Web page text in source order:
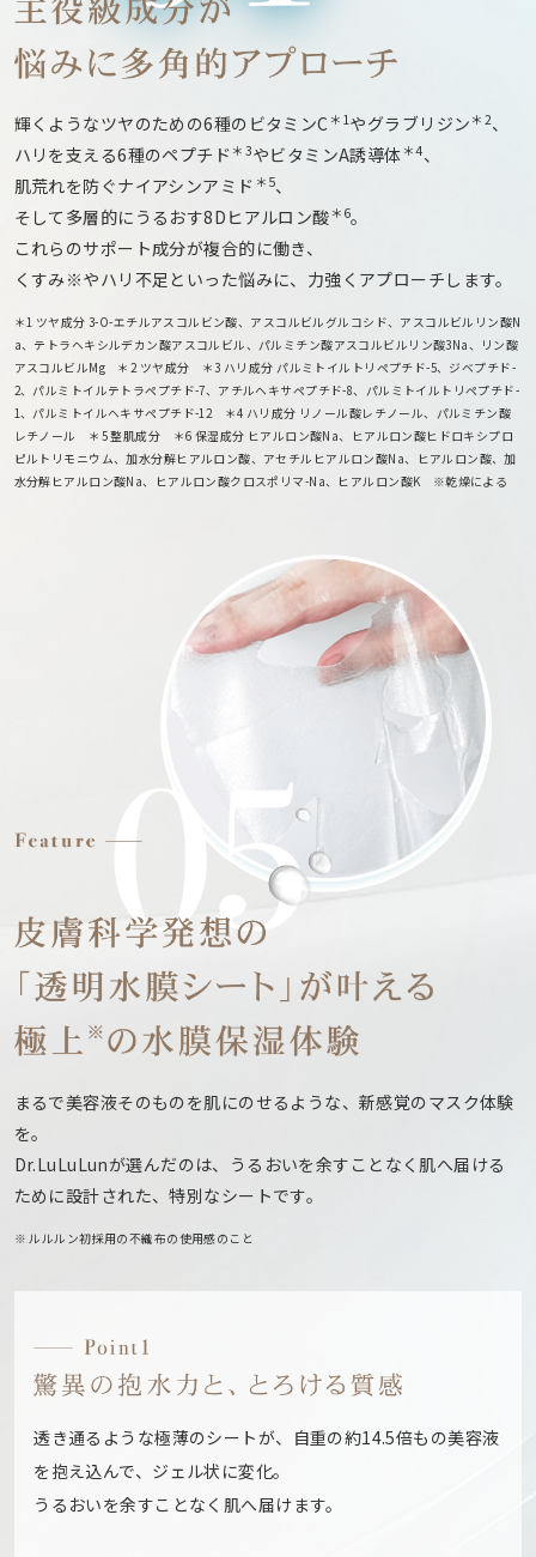
輝くようなツヤのための6種のビタミンC ＊1 やグラブリジン ＊2、
ハリを支える6種のペプチド ＊3やビタミンA誘導体 ＊4、
肌荒れを防ぐナイアシンアミド ＊5、
そして多層的にうるおす8Dヒアルロン酸 ＊6。
これらのサポート成分が複合的に働き、
くすみ※やハリ不足といった悩みに、力強くアプローチします。
＊1 ツヤ成分 3-O-エチルアスコルビン酸、アスコルビルグルコシド、アスコルビルリン酸N
a、テトラヘキシルデカン酸アスコルビル、パルミチン酸アスコルビルリン酸3Na、リン酸
アスコルビルMg ＊2 ツヤ成分 ＊3 ハリ成分 パルミトイルトリペプチド-5、ジベプチド-
2、パルミトイルテトラペプチド-7、アチルヘキサペプチド-8、パルミトイルトリペプチド-
1、パルミトイルヘキサペプチド-12 ＊4 ハリ成分 リノール酸レチノール、パルミチン酸
レチノール ＊5 整肌成分 ＊6 保湿成分 ヒアルロン酸Na、ヒアルロン酸ヒドロキシプロ
ピルトリモニウム、加水分解ヒアルロン酸、アセチルヒアルロン酸Na、ヒアルロン酸、加
水分解ヒアルロン酸Na、ヒアルロン酸クロスポリマ-Na、ヒアルロン酸K ※乾燥による
まるで美容液そのものを肌にのせるような、新感覚のマスク体験
を。
Dr.LuLuLunが選んだのは、うるおいを余すことなく肌へ届ける
ために設計された、特別なシートです。
※ ルルルン初採用の不織布の使用感のこと
透き通るような極薄のシートが、自重の約14.5倍もの美容液
を抱え込んで、ジェル状に変化。
うるおいを余すことなく肌へ届けます。